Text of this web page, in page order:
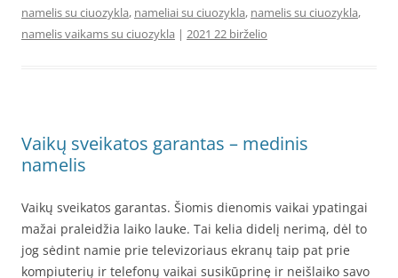
namelis su ciuozykla, nameliai su ciuozykla, namelis su ciuozykla,
namelis vaikams su ciuozykla | 2021 22 birželio
Vaikų sveikatos garantas – medinis
namelis
Vaikų sveikatos garantas. Šiomis dienomis vaikai ypatingai
mažai praleidžia laiko lauke. Tai kelia didelį nerimą, dėl to
jog sėdint namie prie televizoriaus ekranų taip pat prie
kompiuterių ir telefonų vaikai susikūprinę ir neišlaiko savo